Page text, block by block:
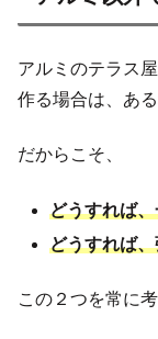
アルミのテラス
作る場合は、あ
だからこそ、
どうすれば
どうすれば
この２つを常に